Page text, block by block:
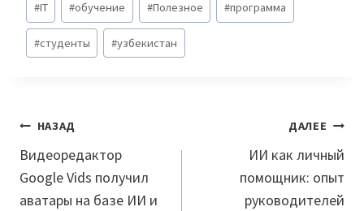
записи:
#IT #обучение #Полезное #программа
#студенты #узбекистан
Навигация
по
записям
НАЗАД
Видеоредактор
Google Vids получил
аватары на базе ИИ и
ДАЛЕЕ
ИИ как личный
помощник: опыт
руководителей